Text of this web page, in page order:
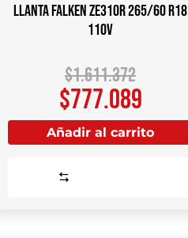
Llanta Falken ZE310R 265/60 R18
110V
$1.611.372
$777.089
Añadir al carrito